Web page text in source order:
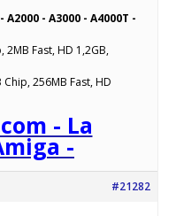
A2000 - A3000 - A4000T -
2MB Fast, HD 1,2GB,
256MB Fast, HD
- La
-
#21282